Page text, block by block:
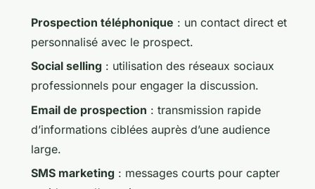
Prospection téléphonique : un contact direct et
personnalisé avec le prospect.
Social selling : utilisation des réseaux sociaux
professionnels pour engager la discussion.
Email de prospection : transmission rapide
d’informations ciblées auprès d’une audience
large.
SMS marketing : messages courts pour capter